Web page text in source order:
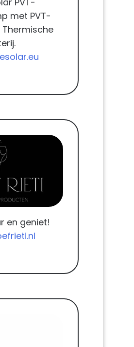
met PVT-
en geniet!